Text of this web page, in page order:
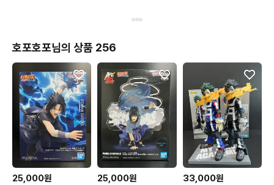
호포호포님의 상품 256
25,000원 25,000원 33,000원